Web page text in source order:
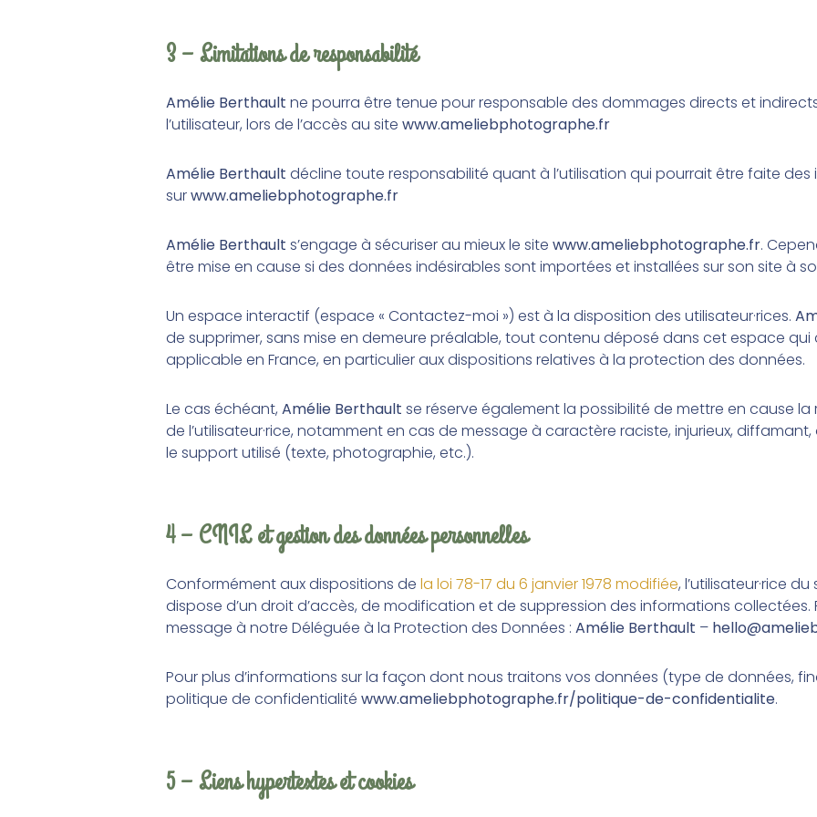
3 – Limitations de responsabilité
Amélie Berthault ne pourra être tenue pour responsable des dommages directs et
l’utilisateur, lors de l’accès au site www.ameliebphotographe.fr
Amélie Berthault décline toute responsabilité quant à l’utilisation qui pourrait être faite
surwww.ameliebphotographe.fr
Amélie Berthault s’engage à sécuriser au mieux le site www.ameliebphotographe.fr.
être mise en cause si des données indésirables sont importées et installées sur son site à
Un espace interactif (espace « Contactez-moi ») est à la disposition des utilisateur·rices.
de supprimer, sans mise en demeure préalable, tout contenu déposé dans cet espace
applicable en France, en particulier aux dispositions relatives à la protection des données.
Le cas échéant, Amélie Berthault se réserve également la possibilité de mettre en cause
de l’utilisateur·rice, notamment en cas de message à caractère raciste, injurieux,
le support utilisé (texte, photographie, etc.).
4 – CNIL et gestion des données personnelles
Conformément aux dispositions de la loi 78-17 du 6 janvier 1978 modifiée, l’utilisateur·rice
dispose d’un droit d’accès, de modification et de suppression des informations collectées.
message à notre Déléguée à la Protection des Données : Amélie Berthault –
Pour plus d’informations sur la façon dont nous traitons vos données (type de données,
politique de confidentialité www.ameliebphotographe.fr/politique-de-confidentialite.
5 – Liens hypertextes et cookies